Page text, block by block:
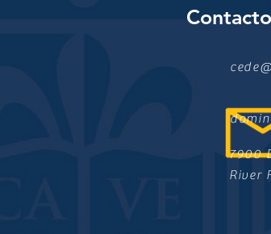
7900
River